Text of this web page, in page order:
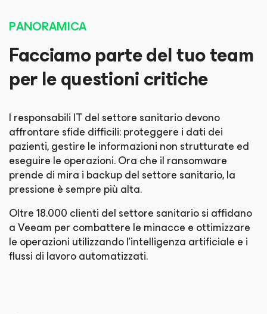
PANORAMICA
Facciamo parte del tuo team
per le questioni critiche
I responsabili IT del settore sanitario devono
affrontare sfide difficili: proteggere i dati dei
pazienti, gestire le informazioni non strutturate ed
eseguire le operazioni. Ora che il ransomware
prende di mira i backup del settore sanitario, la
pressione è sempre più alta.
Oltre 18.000 clienti del settore sanitario si affidano
a Veeam per combattere le minacce e ottimizzare
le operazioni utilizzando l'intelligenza artificiale e i
flussi di lavoro automatizzati.